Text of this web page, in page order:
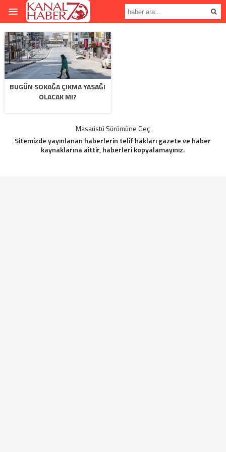
BUGÜN SOKAĞA ÇIKMA YASAĞI
OLACAK MI?
Masaüstü Sürümüne Geç
Sitemizde yayınlanan haberlerin telif hakları gazete ve haber
kaynaklarına aittir, haberleri kopyalamayınız.